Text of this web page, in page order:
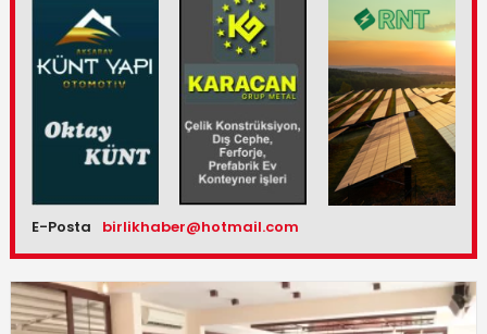
E-Posta birlikhaber@hotmail.com